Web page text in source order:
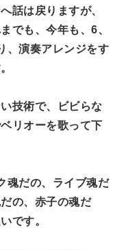
話は戻りますが、
でも、今年も、6、
、演奏アレンジをす
技術で、ビビらな
リオーを歌って下
魂だの、ライブ魂だ
の、赤子の魂だ
です。